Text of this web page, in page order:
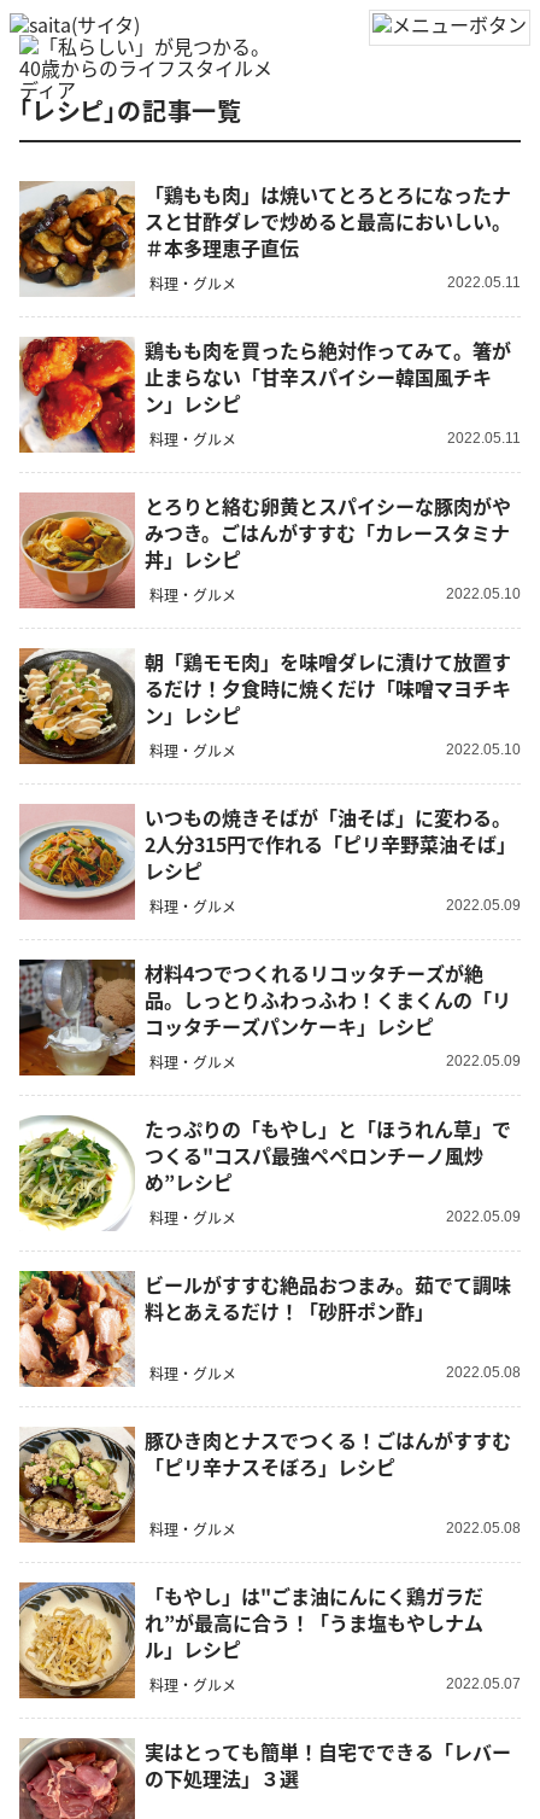
「レシピ」の記事一覧
「鶏もも肉」は焼いてとろとろになったナ
スと甘酢ダレで炒めると最高においしい。
＃本多理恵子直伝
料理・グルメ 2022.05.11
鶏もも肉を買ったら絶対作ってみて。箸が
止まらない「甘辛スパイシー韓国風チキ
ン」レシピ
料理・グルメ 2022.05.11
とろりと絡む卵黄とスパイシーな豚肉がや
みつき。ごはんがすすむ「カレースタミナ
丼」レシピ
料理・グルメ 2022.05.10
朝「鶏モモ肉」を味噌ダレに漬けて放置す
るだけ！夕食時に焼くだけ「味噌マヨチキ
ン」レシピ
料理・グルメ 2022.05.10
いつもの焼きそばが「油そば」に変わる。
2人分315円で作れる「ピリ辛野菜油そば」
レシピ
料理・グルメ 2022.05.09
材料4つでつくれるリコッタチーズが絶
品。しっとりふわっふわ！くまくんの「リ
コッタチーズパンケーキ」レシピ
料理・グルメ 2022.05.09
たっぷりの「もやし」と「ほうれん草」で
つくる"コスパ最強ペペロンチーノ風炒
め”レシピ
料理・グルメ 2022.05.09
ビールがすすむ絶品おつまみ。茹でて調味
料とあえるだけ！「砂肝ポン酢」
料理・グルメ 2022.05.08
豚ひき肉とナスでつくる！ごはんがすすむ
「ピリ辛ナスそぼろ」レシピ
料理・グルメ 2022.05.08
「もやし」は"ごま油にんにく鶏ガラだ
れ”が最高に合う！「うま塩もやしナム
ル」レシピ
料理・グルメ 2022.05.07
実はとっても簡単！自宅でできる「レバー
の下処理法」３選